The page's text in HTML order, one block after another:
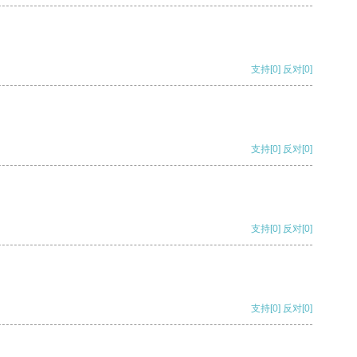
支持[0] 反对[0]
支持[0] 反对[0]
支持[0] 反对[0]
支持[0] 反对[0]